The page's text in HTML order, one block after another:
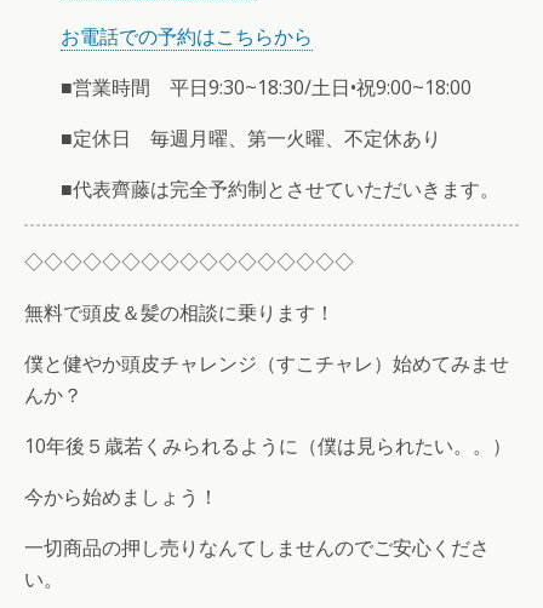
お電話での予約はこちらから
■営業時間 平日9:30~18:30/土日•祝9:00~18:00
■定休日 毎週月曜、第一火曜、不定休あり
■代表齊藤は完全予約制とさせていただいきます。
◇◇◇◇◇◇◇◇◇◇◇◇◇◇◇◇◇
無料で頭皮＆髪の相談に乗ります！
僕と健やか頭皮チャレンジ（すこチャレ）始めてみませ
んか？
10年後５歳若くみられるように（僕は見られたい。。）
今から始めましょう！
一切商品の押し売りなんてしませんのでご安心くださ
い。